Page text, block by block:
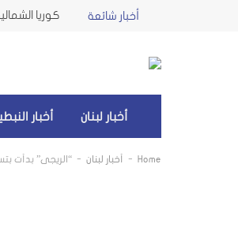
أخبار شائعة كوريا
أخبار لبنان أخبار
Home
- أخبار لبنان - “الريجي” بدأت